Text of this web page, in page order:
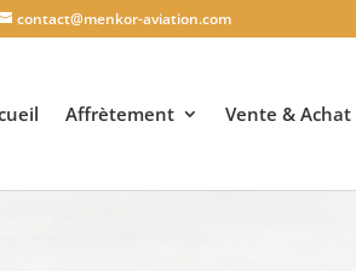
contact@menkor-aviation.com
Affrètement Vente & Achat